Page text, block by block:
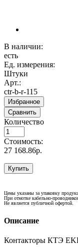
В наличии:
есть
Ед. измерения:
Штуки
Арт.:
ctr-b-r-115
Избранное
Сравнить
Количество
Стоимость:
27 168.86р.
Купить
Цены указаны за упаковку
При отмотке кабельно-
Не является публичной офертой.
Описание
Контакторы КТЭ